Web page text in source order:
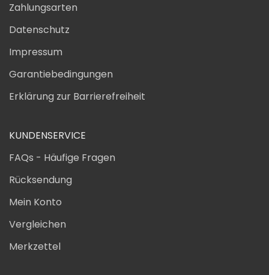
Zahlungsarten
Datenschutz
Impressum
Garantiebedingungen
Erklärung zur Barrierefreiheit
KUNDENSERVICE
FAQs - Häufige Fragen
Rücksendung
Mein Konto
Vergleichen
Merkzettel